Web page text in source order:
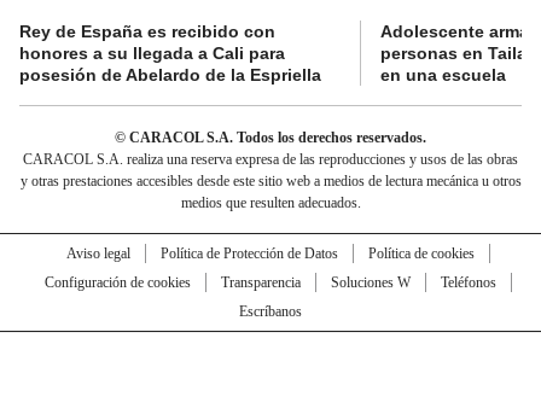
Rey de España es recibido con
honores a su llegada a Cali para
posesión de Abelardo de la Espriella
Adolescente
personas en
en una escuela
© CARACOL S.A. Todos los derechos reservados.
CARACOL S.A. realiza una reserva expresa de las reproducciones y usos de las obras
y otras prestaciones accesibles desde este sitio web a medios de lectura mecánica u otros
medios que resulten adecuados.
Aviso legal Política de Protección de Datos
Política de cookies
Configuración de cookies
Transparencia Soluciones W
Teléfonos
Escríbanos